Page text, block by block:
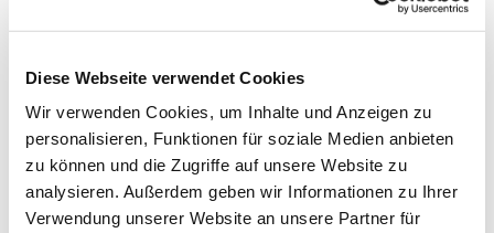
Diese Webseite verwendet Cookies
Wir verwenden Cookies, um Inhalte und Anzeigen zu
personalisieren, Funktionen für soziale Medien anbieten
zu können und die Zugriffe auf unsere Website zu
analysieren. Außerdem geben wir Informationen zu Ihrer
Verwendung unserer Website an unsere Partner für
Dies könnte Sie auch
interessieren